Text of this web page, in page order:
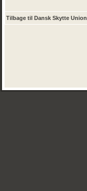
Tilbage til Dansk Skytte Union